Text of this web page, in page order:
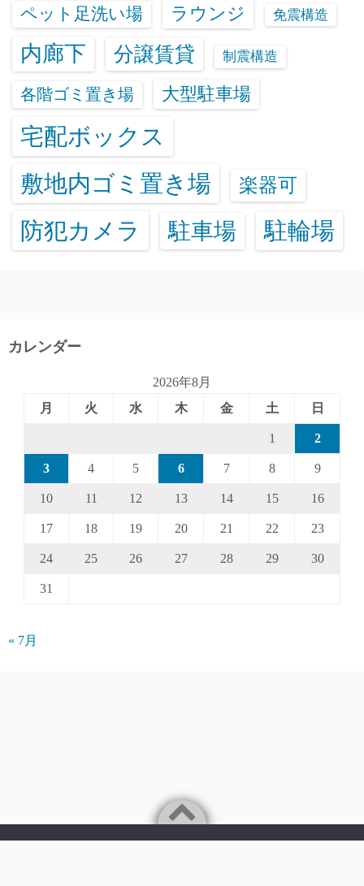
ペット足洗い場 ラウンジ 免震構造
内廊下 分譲賃貸 制震構造
各階ゴミ置き場 大型駐車場
宅配ボックス
敷地内ゴミ置き場
楽器可
防犯カメラ 駐車場 駐輪場
カレンダー
2026年8月
月
火 水 木 金 土 日
1 2
3 4 5 6 7 8 9
10 11 12 13 14 15 16
17 18 19 20 21 22 23
24 25 26 27 28 29 30
31
« 7月